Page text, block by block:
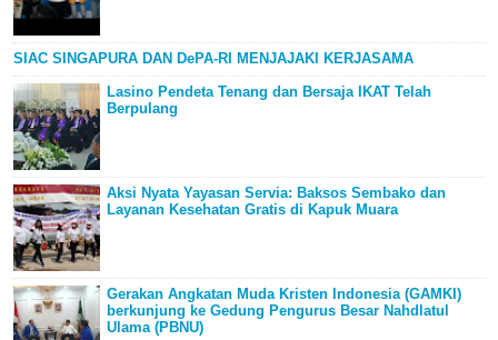
SIAC SINGAPURA DAN DePA-RI MENJAJAKI KERJASAMA
Lasino Pendeta Tenang dan Bersaja IKAT Telah
Berpulang
Aksi Nyata Yayasan Servia: Baksos Sembako dan
Layanan Kesehatan Gratis di Kapuk Muara
Gerakan Angkatan Muda Kristen Indonesia (GAMKI)
berkunjung ke Gedung Pengurus Besar Nahdlatul
Ulama (PBNU)